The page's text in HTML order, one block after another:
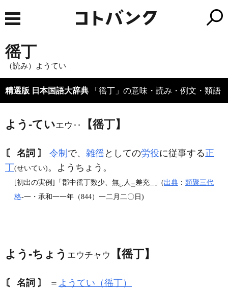
徭丁
（読み）ようてい
精選版 日本国語大辞典 「徭丁」の意味・読み・例文・類語
よう‐ていエウ‥ 【徭丁】
〘 名詞 〙 令制 で、 雑徭としての労役に従事する正
丁(せいてい)。ようちょう。
[初出の実例]「郡中徭丁数少、無レ 人 二 差充一 」(出典 ： 類聚三代
格‐一・承和一一年（844）一二月二〇日)
よう‐ちょう エウチャウ 【徭丁】
〘 名詞 〙 ＝ ようてい（徭丁）